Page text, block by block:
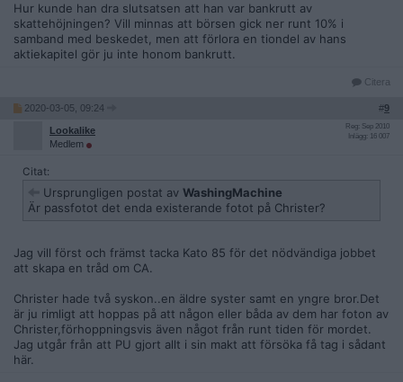
Hur kunde han dra slutsatsen att han var bankrutt av
skattehöjningen? Vill minnas att börsen gick ner runt 10% i
samband med beskedet, men att förlora en tiondel av hans
aktiekapitel gör ju inte honom bankrutt.
Citera
2020-03-05, 09:24 #9
Lookalike
Medlem
Reg: Sep 2010
Inlägg: 16 007
Citat:
Ursprungligen postat av WashingMachine
Är passfotot det enda existerande fotot på Christer?
Jag vill först och främst tacka Kato 85 för det nödvändiga jobbet
att skapa en tråd om CA.
Christer hade två syskon..en äldre syster samt en yngre bror.Det
är ju rimligt att hoppas på att någon eller båda av dem har foton av
Christer,förhoppningsvis även något från runt tiden för mordet.
Jag utgår från att PU gjort allt i sin makt att försöka få tag i sådant
här.